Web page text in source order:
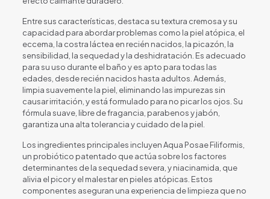
Entre sus características, destaca su textura cremosa y su
capacidad para abordar problemas como la piel atópica, el
eccema, la costra láctea en recién nacidos, la picazón, la
sensibilidad, la sequedad y la deshidratación. Es adecuado
para su uso durante el baño y es apto para todas las
edades, desde recién nacidos hasta adultos. Además,
limpia suavemente la piel, eliminando las impurezas sin
causar irritación, y está formulado para no picar los ojos. Su
fórmula suave, libre de fragancia, parabenos y jabón,
garantiza una alta tolerancia y cuidado de la piel.
Los ingredientes principales incluyen Aqua Posae Filiformis,
un probiótico patentado que actúa sobre los factores
determinantes de la sequedad severa, y niacinamida, que
alivia el picor y el malestar en pieles atópicas. Estos
componentes aseguran una experiencia de limpieza que no